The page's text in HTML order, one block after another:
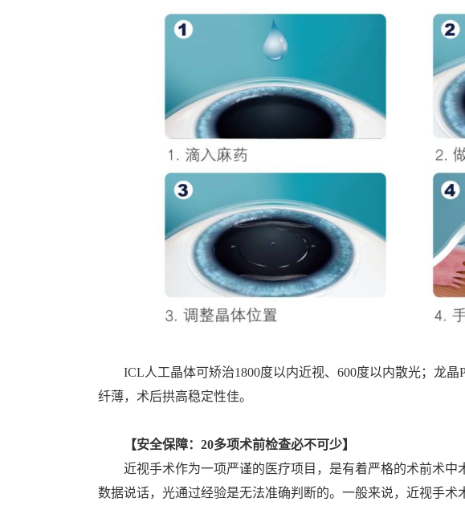
ICL人工晶体可矫治1800度以内近视、600度以内散光；龙
纤薄，术后拱高稳定性佳。
【安全保障：20多项术前检查必不可少】
近视手术作为一项严谨的医疗项目，是有着严格的术前术
数据说话，光通过经验是无法准确判断的。一般来说，近视手术